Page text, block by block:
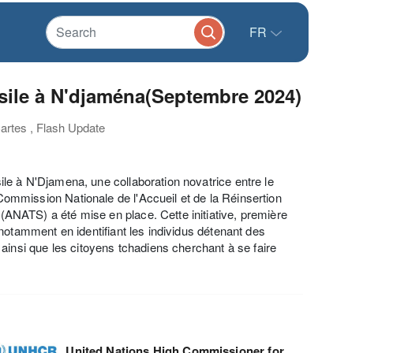
FR
à N'djaména(Septembre 2024)
, Flash Update
à N'Djamena, une collaboration novatrice entre le
Nationale de l'Accueil et de la Réinsertion
a été mise en place. Cette initiative, première
en identifiant les individus détenant des
que les citoyens tchadiens cherchant à se faire